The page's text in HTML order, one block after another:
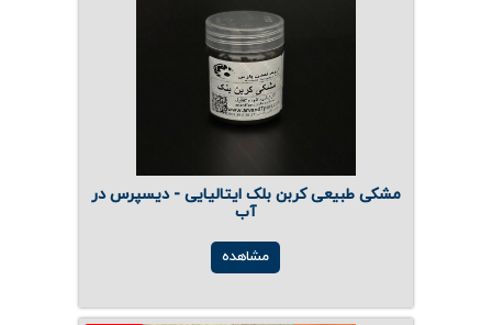
مشکی طبیعی کربن بلک ایتالیایی - دیسپرس در
آب
مشاهده